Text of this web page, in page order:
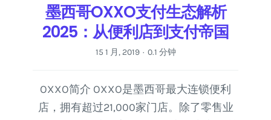
墨西哥OXXO支付生态解析
2025：从便利店到支付帝国
15 1 月, 2019 · 0.1 分钟
OXXO简介 OXXO是墨西哥最大连锁便利
店，拥有超过21,000家门店。除了零售业